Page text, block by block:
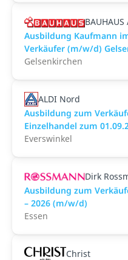
BAUHAUS
Ausbildung Kaufmann
Verkäufer (m/w/d)
Gelsenkirchen
ALDI Nord
Ausbildung zum
Einzelhandel zum
Everswinkel
Dirk
Ausbildung zum
– 2026 (m/w/d)
Essen
Christ